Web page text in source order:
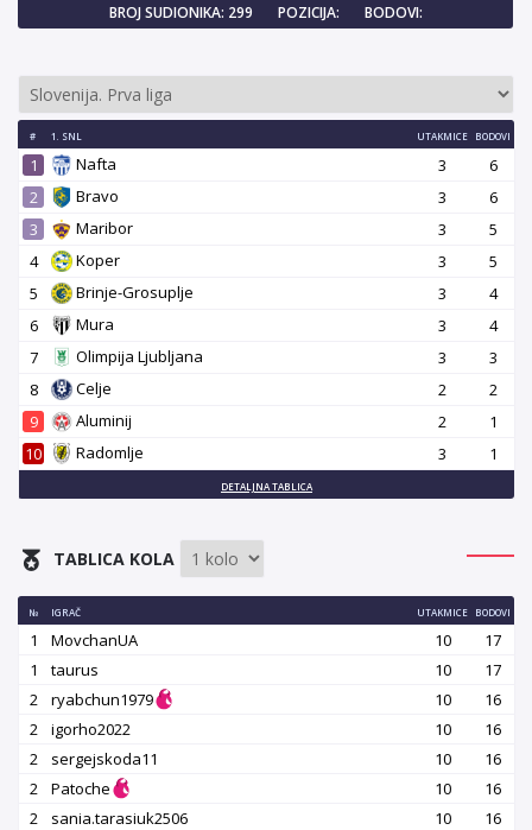
BROJ SUDIONIKA: 299
POZICIJA: BODOVI:
# 1. SNL UTAKMICE BODOVI
1 Nafta 3
6
2
Bravo 3
6
3
Maribor 3
5
4
Koper 3
5
5
Brinje-Grosuplje 3
4
6
Mura 3
4
7
Olimpija Ljubljana 3
3
8
Celje 2
2
9
Aluminij 2
1
10
Radomlje 3 1
DETALJNA TABLICA
TABLICA KOLA
№ IGRAČ UTAKMICE BODOVI
1 MovchanUA 10
17
1
taurus 10
17
2
ryabchun1979 10
16
2
igorho2022 10
16
2
sergejskoda11 10
16
2
Patoche 10
16
2
sania.tarasiuk2506 10
16